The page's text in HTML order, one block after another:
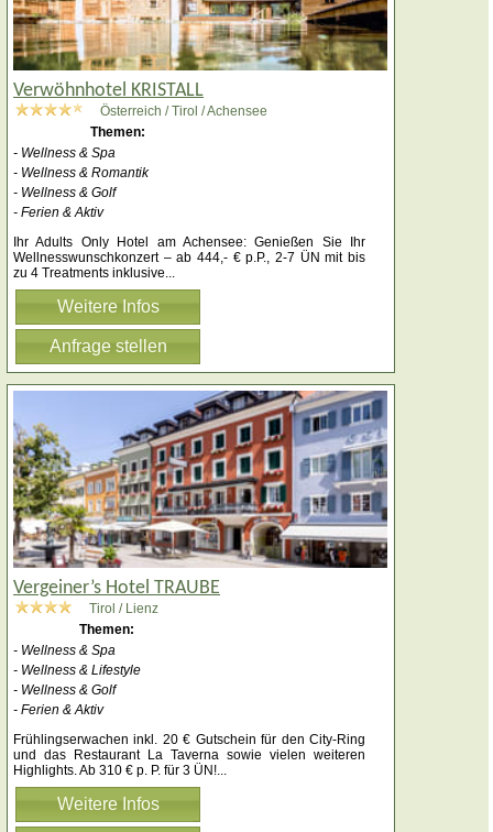
Verwöhnhotel KRISTALL
Österreich / Tirol / Achensee
Themen:
- Wellness & Spa
- Wellness & Romantik
- Wellness & Golf
- Ferien & Aktiv
Ihr Adults Only Hotel am Achensee: Genießen Sie Ihr
Wellnesswunschkonzert – ab 444,- € p.P., 2-7 ÜN mit bis
zu 4 Treatments inklusive...
Weitere Infos
Anfrage stellen
Vergeiner’s Hotel TRAUBE
Tirol / Lienz
Themen:
- Wellness & Spa
- Wellness & Lifestyle
- Wellness & Golf
- Ferien & Aktiv
Frühlingserwachen inkl. 20 € Gutschein für den City-Ring
und das Restaurant La Taverna sowie vielen weiteren
Highlights. Ab 310 € p. P. für 3 ÜN!
Weitere Infos